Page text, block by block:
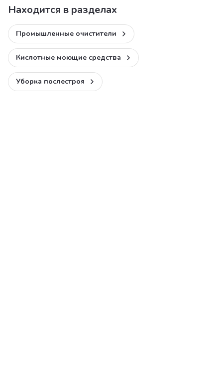
Находится в разделах
Промышленные очистители
Кислотные моющие средства
Уборка послестроя